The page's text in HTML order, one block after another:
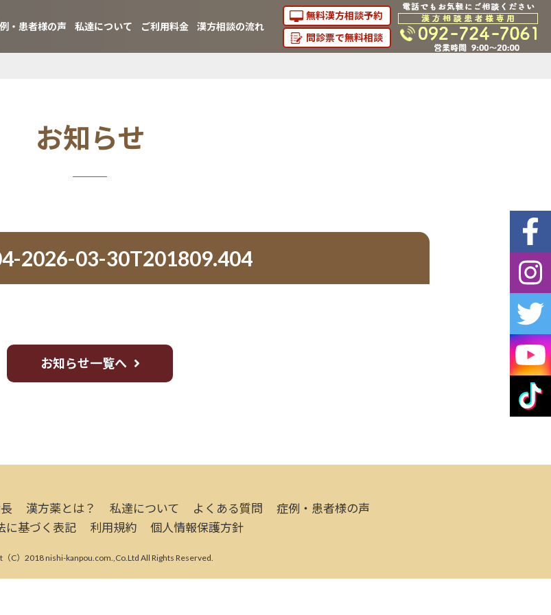
・患者様の声 私達について ご利用料金 漢方相談の流れ
無料漢方相談予約
問診票で無料相談
お知らせ
2026-03-30T201809.404
お知らせ一覧へ
漢方薬とは？ 私達について よくある質問
症例・患者様の声
に基づく表記
利用規約 個人情報保護方針
（C）2018 nishi-kanpou.com.,Co.Ltd All Rights Reserved.